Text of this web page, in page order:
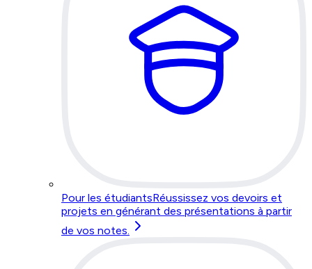
Pour les étudiantsRéussissez vos devoirs et
projets en générant des présentations à partir
de vos notes.